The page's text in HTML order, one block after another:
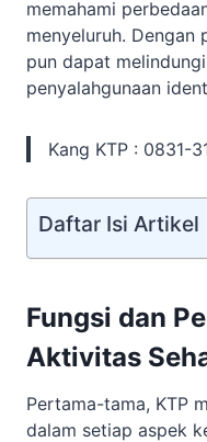
memahami
menyeluruh. Dengan
pun dapat
penyalahgunaan
Kang KTP : 0831-
Daftar Isi Artikel
Fungsi dan
Aktivitas
Pertama-tama, KTP
dalam setiap aspek